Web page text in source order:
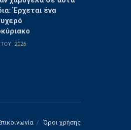
Έρχεται ένα
2026
Όροι χρήσης